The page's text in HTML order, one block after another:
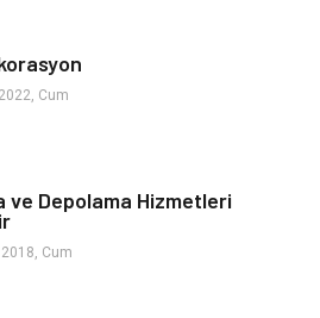
Organizasyon
Hobi
Cum
ve Depolama Hizmetleri
Cum